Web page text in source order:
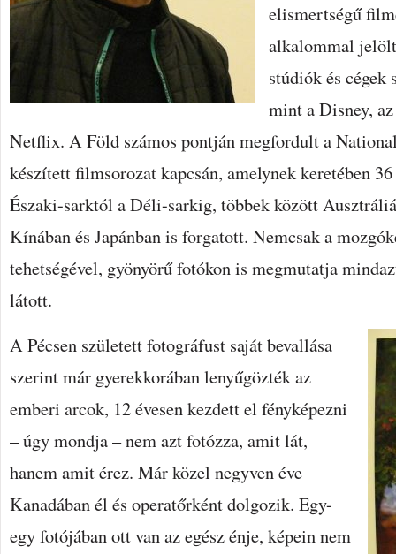
elismertségű
alkalommal
stúdiók és cégek
mint a Disney,
Netflix. A Föld számos pontján megfordult a
készített filmsorozat kapcsán, amelynek keretében
Északi-sarktól a Déli-sarkig, többek között
Kínában és Japánban is forgatott. Nemcsak a
tehetségével, gyönyörű fotókon is megmutatja
látott.
A Pécsen született fotográfust saját bevallása
szerint már gyerekkorában lenyűgözték az
emberi arcok, 12 évesen kezdett el fényképezni
– úgy mondja – nem azt fotózza, amit lát,
hanem amit érez. Már közel negyven éve
Kanadában él és operatőrként dolgozik. Egy-
egy fotójában ott van az egész énje, képein nem